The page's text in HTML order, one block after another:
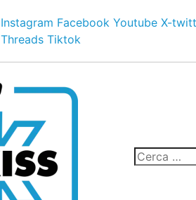
Instagram Facebook Youtube X-
Threads Tiktok